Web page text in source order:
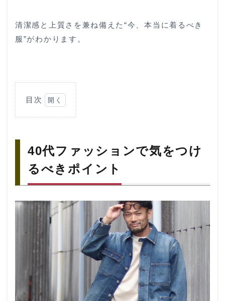
清潔感と上質さを兼ね備えた“今、本当に着るべき
服”がわかります。
目次
ァ
ッ
シ
ョ
で
気
ポ
イ
40代ファッションで気をつけ
るべきポイント